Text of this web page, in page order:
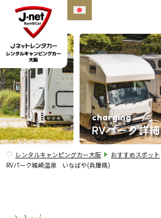
charging
RVパーク詳細
レンタルキャンピングカー大阪 おすすめスポット
RVパーク城崎温泉 いなばや(兵庫県)